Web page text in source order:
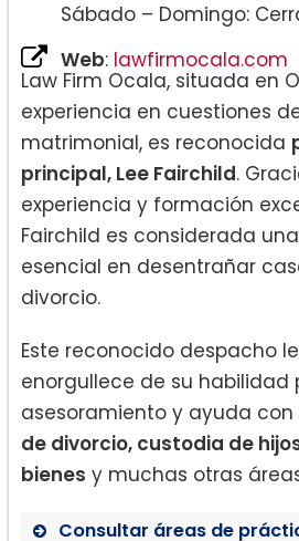
Sábado – Domingo:
Web: lawfirmocala.com
Law Firm Ocala, situada en
experiencia en cuestiones
matrimonial, es reconocida
principal, Lee Fairchild.
experiencia y formación
Fairchild es considerada
esencial en desentrañar
divorcio.
Este reconocido despacho
enorgullece de su habilidad
asesoramiento y ayuda con
de divorcio, custodia de
bienes y muchas otras
Consultar áreas de